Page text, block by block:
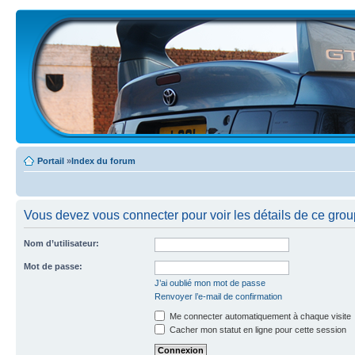
Portail »Index du forum
Vous devez vous connecter pour voir les détails de ce
Nom d’utilisateur:
Mot de passe:
J’ai oublié mon mot de passe
Renvoyer l’e-mail de confirmation
Me connecter automatiquement à chaque visite
Cacher mon statut en ligne pour cette session